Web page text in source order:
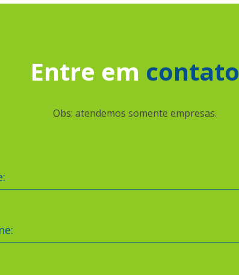
Entre em contato
Obs: atendemos somente empresas.